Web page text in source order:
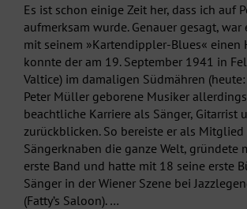
Es ist schon einige Zeit her, dass ich auf
aufmerksam wurde. Genauer gesagt, war
mit seinem »Kartendippler-Blues« einen
konnte der am 19. September 1941 in
Valtice) im damaligen Südmähren
Peter Müller geborene Musiker
beachtliche Karriere als Sänger, Gitarrist
zurückblicken. So bereiste er als Mitglied
Sängerknaben die ganze Welt, gründete
erste Band und hatte mit 18 seine erste
Sänger in der Wiener Szene bei
(Fatty’s Saloon). …